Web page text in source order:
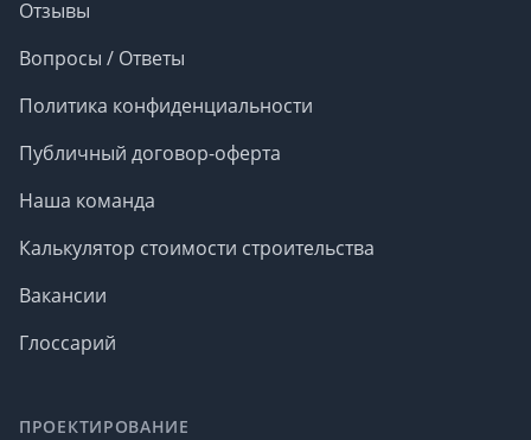
Отзывы
Вопросы / Ответы
Политика конфиденциальности
Публичный договор-оферта
Наша команда
Калькулятор стоимости строительства
Вакансии
Глоссарий
ПРОЕКТИРОВАНИЕ